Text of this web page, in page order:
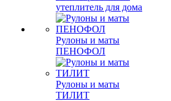
утеплитель для дома
Рулоны и маты
ПЕНОФОЛ
Рулоны и маты
ТИЛИТ